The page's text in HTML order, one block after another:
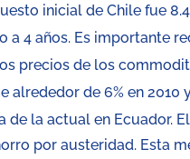
inicial de Chile fue
a 4 años. Es importante
precios de los
alrededor de 6% en
de la actual en Ecuador.
por austeridad. Esta